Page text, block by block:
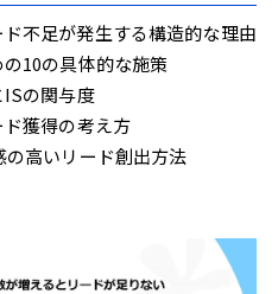
不足が発生する構造的な理由
10の具体的な施策
の関与度
獲得の考え方
高いリード創出方法